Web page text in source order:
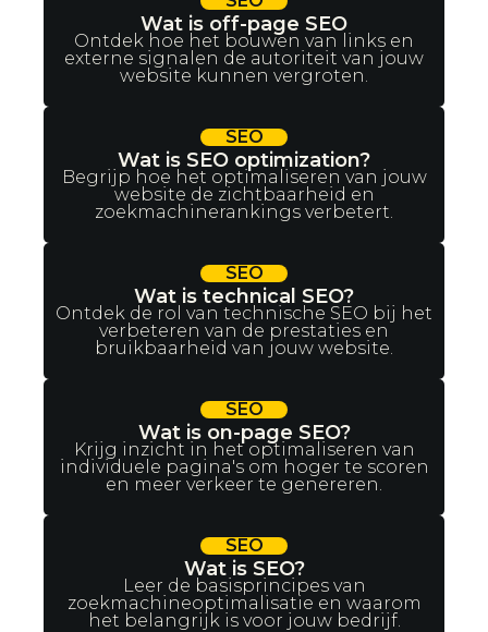
Wat is off-page SEO
Ontdek hoe het bouwen van links en
externe signalen de autoriteit van jouw
website kunnen vergroten.
SEO
Wat is SEO optimization?
Begrijp hoe het optimaliseren van jouw
website de zichtbaarheid en
zoekmachinerankings verbetert.
SEO
Wat is technical SEO?
Ontdek de rol van technische SEO bij het
verbeteren van de prestaties en
bruikbaarheid van jouw website.
SEO
Wat is on-page SEO?
Krijg inzicht in het optimaliseren van
individuele pagina's om hoger te scoren
en meer verkeer te genereren.
SEO
Wat is SEO?
Leer de basisprincipes van
zoekmachineoptimalisatie en waarom
het belangrijk is voor jouw bedrijf.